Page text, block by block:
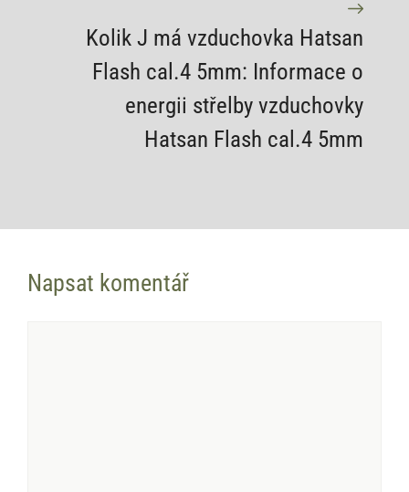
Kolik J má vzduchovka Hatsan
Flash cal.4 5mm: Informace o
energii střelby vzduchovky
Hatsan Flash cal.4 5mm
Napsat komentář